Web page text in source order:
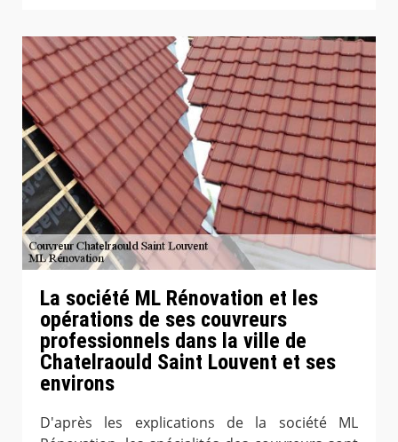
La société ML Rénovation et les
opérations de ses couvreurs
professionnels dans la ville de
Chatelraould Saint Louvent et ses
environs
D'après les explications de la société ML